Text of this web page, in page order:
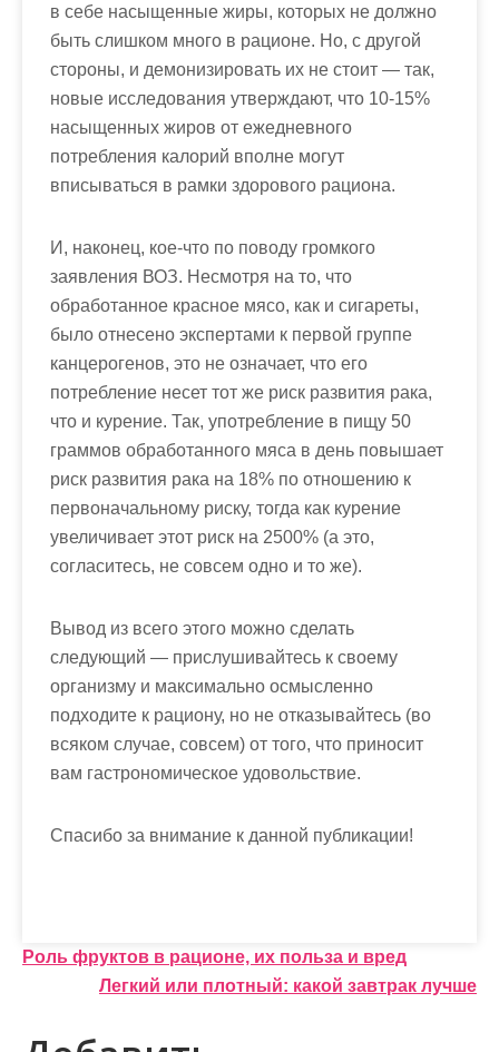
в себе насыщенные жиры, которых не должно
быть слишком много в рационе. Но, с другой
стороны, и демонизировать их не стоит — так,
новые исследования утверждают, что 10-15%
насыщенных жиров от ежедневного
потребления калорий вполне могут
вписываться в рамки здорового рациона.
И, наконец, кое-что по поводу громкого
заявления ВОЗ. Несмотря на то, что
обработанное красное мясо, как и сигареты,
было отнесено экспертами к первой группе
канцерогенов, это не означает, что его
потребление несет тот же риск развития рака,
что и курение. Так, употребление в пищу 50
граммов обработанного мяса в день повышает
риск развития рака на 18% по отношению к
первоначальному риску, тогда как курение
увеличивает этот риск на 2500% (а это,
согласитесь, не совсем одно и то же).
Вывод из всего этого можно сделать
следующий — прислушивайтесь к своему
организму и максимально осмысленно
подходите к рациону, но не отказывайтесь (во
всяком случае, совсем) от того, что приносит
вам гастрономическое удовольствие.
Спасибо за внимание к данной публикации!
Н
Роль фруктов в рационе, их польза и вред
Легкий или плотный: какой завтрак лучше